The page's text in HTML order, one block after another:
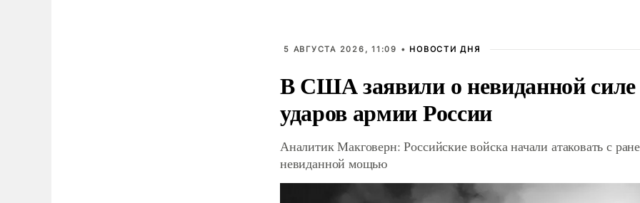
5 АВГУСТА 2026, 11:09 • НОВОСТИ ДНЯ
В США заявили о невиданной силе
ударов армии России
Аналитик Макговерн: Российские войска начали атаковать с
невиданной мощью